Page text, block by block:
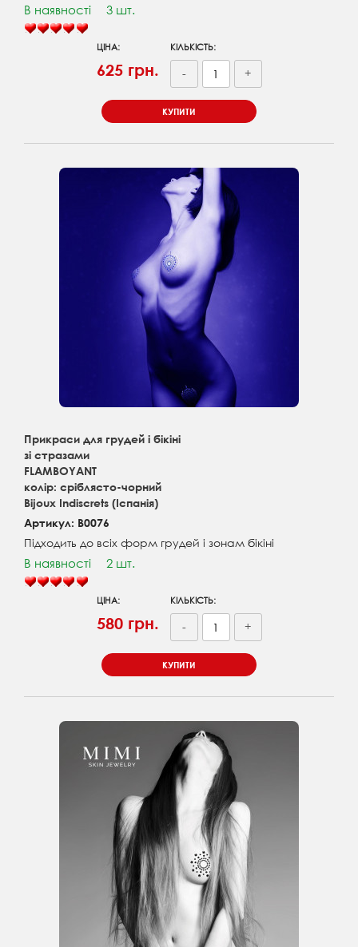
В наявності 3 шт.
ЦІНА:
625 грн.
КІЛЬКІСТЬ:
- +
КУПИТИ
Прикраси для грудей і бікіні
зі стразами
FLAMBOYANT
колір: сріблясто-чорний
Bijoux Indiscrets (Іспанія)
Артикул: B0076
Підходить до всіх форм грудей і зонам бікіні
В наявності 2 шт.
ЦІНА:
580 грн.
КІЛЬКІСТЬ:
- +
КУПИТИ